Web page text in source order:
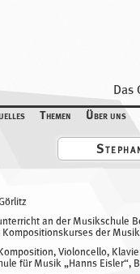
Das
Themen Über uns
an der Musikschule
Kompositionskurses der
Violoncello,
für Musik „Hanns Eisler“,